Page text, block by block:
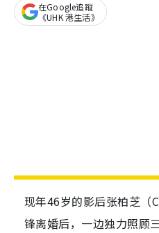
在Google追蹤
《UHK 港生活》
现年46岁的影后张柏芝（
锋离婚后，一边独力照顾